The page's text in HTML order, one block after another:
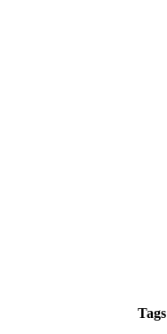
Tags